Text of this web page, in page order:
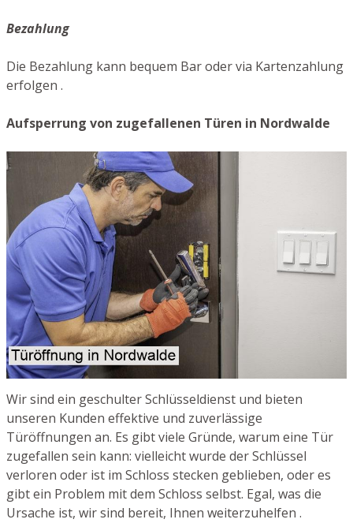
Bezahlung
Die Bezahlung kann bequem Bar oder via Kartenzahlung
erfolgen .
Aufsperrung von zugefallenen Türen in Nordwalde
Wir sind ein geschulter Schlüsseldienst und bieten
unseren Kunden effektive und zuverlässige
Türöffnungen an. Es gibt viele Gründe, warum eine Tür
zugefallen sein kann: vielleicht wurde der Schlüssel
verloren oder ist im Schloss stecken geblieben, oder es
gibt ein Problem mit dem Schloss selbst. Egal, was die
Ursache ist, wir sind bereit, Ihnen weiterzuhelfen .